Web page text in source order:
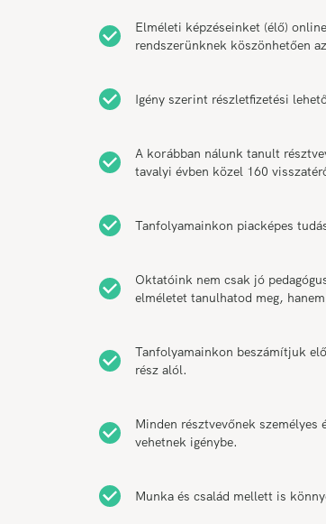
Elméleti képzéseinket (élő)
rendszerünknek köszönhetően
Igény szerint részletfizetési
A korábban nálunk tanult
tavalyi évben közel 160
Tanfolyamainkon piacképes
Oktatóink nem csak jó
elméletet tanulhatod meg,
Tanfolyamainkon beszámítjuk
rész alól.
Minden résztvevőnek
vehetnek igénybe.
Munka és család mellett is